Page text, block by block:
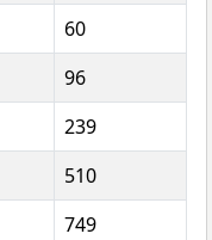
60
96
239
510
749